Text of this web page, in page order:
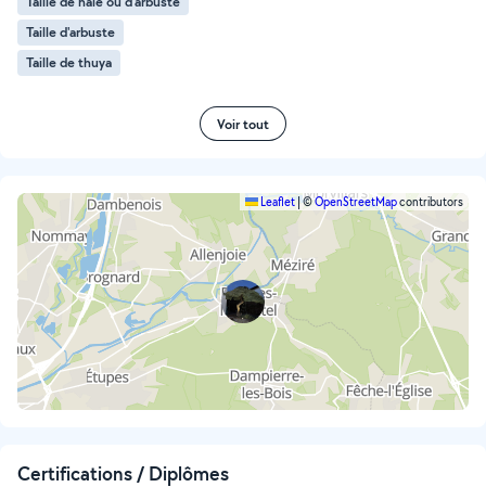
Taille d'arbuste
Taille de thuya
Voir tout
Leaflet|©OpenStreetMapcontributors
Certifications / Diplômes